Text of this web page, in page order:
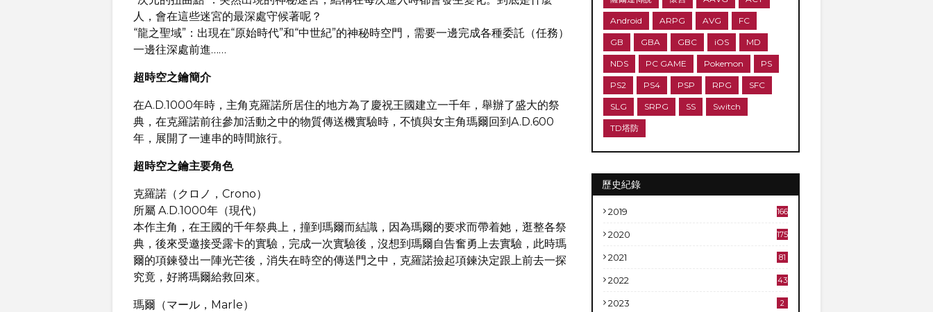
人，會在這些迷宮的最深處守候著呢？
“龍之聖域”：出現在“原始時代”和“中世紀”的神秘時空門，需要一邊完成各種委託（任務）
一邊往深處前進……
超時空之鑰簡介
在A.D.1000年時，主角克羅諾所居住的地方為了慶祝王國建立一千年，舉辦了盛大的祭
典，在克羅諾前往參加活動之中的物質傳送機實驗時，不慎與女主角瑪爾回到A.D.600
年，展開了一連串的時間旅行。
超時空之鑰主要角色
克羅諾（クロノ，Crono）
所屬 A.D.1000年（現代）
本作主角，在王國的千年祭典上，撞到瑪爾而結識，因為瑪爾的要求而帶着她，逛整各祭
典，後來受邀接受露卡的實驗，完成一次實驗後，沒想到瑪爾自告奮勇上去實驗，此時瑪
爾的項鍊發出一陣光芒後，消失在時空的傳送門之中，克羅諾撿起項鍊決定跟上前去一探
究竟，好將瑪爾給救回來。
瑪爾（マール，Marle）
Android ARPG AVG FC
GB GBA GBC iOS MD
NDS PC GAME Pokemon PS
PS2 PS4 PSP RPG SFC
SLG SRPG SS Switch
TD塔防
歷史紀錄
2019 166
2020 175
2021 81
2022 43
2023 2